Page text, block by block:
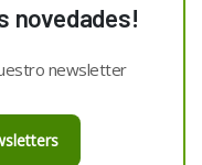
novedades!
newsletter